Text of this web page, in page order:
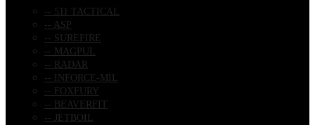
511 TACTICAL
ASP
SUREFIRE
MAGPUL
RADAR
INFORCE-MIL
FOXFURY
BEAVERFIT
JETBOIL